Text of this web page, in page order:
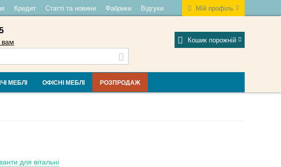
Мій профіль
Кредит Статті та новини Фабрики Відгуки
Кошик порожній
МЕБЛІ ОФІСНІ МЕБЛІ РОЗПРОДАЖ
для вітальні